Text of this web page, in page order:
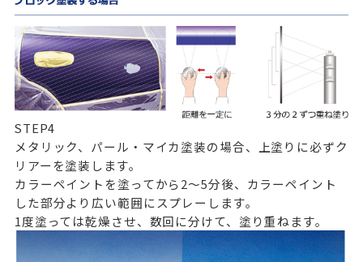
STEP4
メタリック、パール・マイカ塗装の場合、上塗りに必ずク
リアーを塗装します。
カラーペイントを塗ってから2～5分後、カラーペイント
した部分より広い範囲にスプレーします。
1度塗っては乾燥させ、数回に分けて、塗り重ねます。